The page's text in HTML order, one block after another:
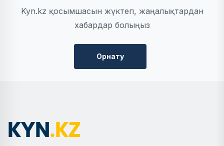
Kyn.kz қосымшасын жүктеп, жаңалықтардан
хабардар болыңыз
Орнату